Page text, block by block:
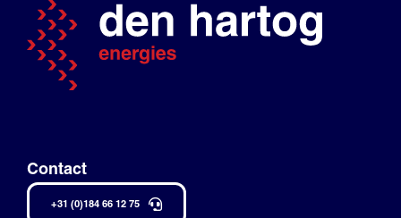
Contact
+31 (0)184 66 12 75